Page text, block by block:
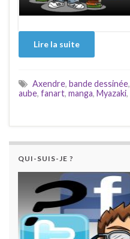
Lire la suite
Axendre, bande dessinée,
aube, fanart, manga, Myazaki,
QUI-SUIS-JE ?